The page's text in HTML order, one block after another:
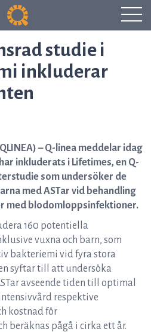
studie i
inkluderar
– Q-linea meddelar idag
inkluderats i Lifetimes, en Q-
som undersöker de
med ASTar vid behandling
med blodomloppsinfektioner.
160 potentiella
vuxna och barn, som
bakteriemi vid fyra stora
syftar till att undersöka
avseende tiden till optimal
respektive
kostnad för
beräknas pågå i cirka ett år.